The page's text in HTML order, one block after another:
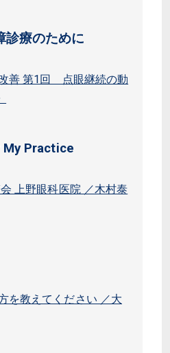
診療のために
善 第1回 点眼継続の動
Practice
上野眼科医院 ／木村泰
を教えてください ／大